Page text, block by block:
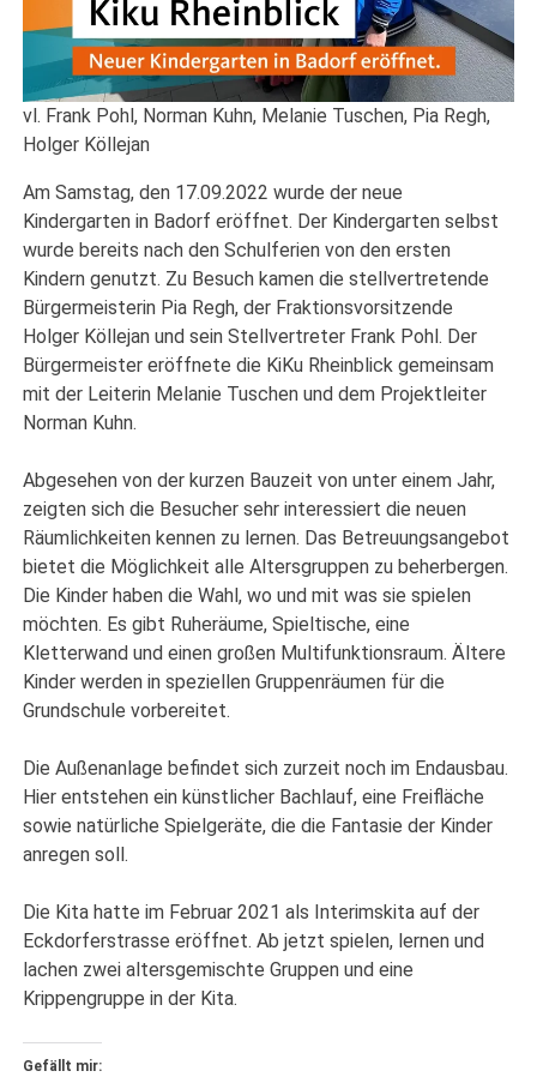
vl. Frank Pohl, Norman Kuhn, Melanie Tuschen, Pia Regh,
Holger Köllejan
Am Samstag, den 17.09.2022 wurde der neue
Kindergarten in Badorf eröffnet. Der Kindergarten selbst
wurde bereits nach den Schulferien von den ersten
Kindern genutzt. Zu Besuch kamen die stellvertretende
Bürgermeisterin Pia Regh, der Fraktionsvorsitzende
Holger Köllejan und sein Stellvertreter Frank Pohl. Der
Bürgermeister eröffnete die KiKu Rheinblick gemeinsam
mit der Leiterin Melanie Tuschen und dem Projektleiter
Norman Kuhn.
Abgesehen von der kurzen Bauzeit von unter einem Jahr,
zeigten sich die Besucher sehr interessiert die neuen
Räumlichkeiten kennen zu lernen. Das Betreuungsangebot
bietet die Möglichkeit alle Altersgruppen zu beherbergen.
Die Kinder haben die Wahl, wo und mit was sie spielen
möchten. Es gibt Ruheräume, Spieltische, eine
Kletterwand und einen großen Multifunktionsraum. Ältere
Kinder werden in speziellen Gruppenräumen für die
Grundschule vorbereitet.
Die Außenanlage befindet sich zurzeit noch im Endausbau.
Hier entstehen ein künstlicher Bachlauf, eine Freifläche
sowie natürliche Spielgeräte, die die Fantasie der Kinder
anregen soll.
Die Kita hatte im Februar 2021 als Interimskita auf der
Eckdorferstrasse eröffnet. Ab jetzt spielen, lernen und
lachen zwei altersgemischte Gruppen und eine
Krippengruppe in der Kita.
Gefällt mir: